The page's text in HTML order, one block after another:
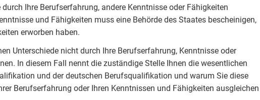
Ihre Berufserfahrung, andere Kenntnisse oder Fähigkeiten
und Fähigkeiten muss eine Behörde des Staates bescheinigen,
erworben haben.
Unterschiede nicht durch Ihre Berufserfahrung, Kenntnisse oder
In diesem Fall nennt die zuständige Stelle Ihnen die wesentlichen
und der deutschen Berufsqualifikation und warum Sie diese
Berufserfahrung oder Ihren Kenntnissen und Fähigkeiten ausgleichen